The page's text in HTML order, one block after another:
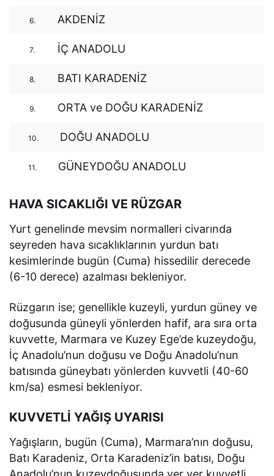
6. AKDENİZ
7. İÇ ANADOLU
8. BATI KARADENİZ
9. ORTA ve DOĞU KARADENİZ
10. DOĞU ANADOLU
11. GÜNEYDOĞU ANADOLU
HAVA SICAKLIĞI VE RÜZGAR
Yurt genelinde mevsim normalleri civarında
seyreden hava sıcaklıklarının yurdun batı
kesimlerinde bugün (Cuma) hissedilir derecede
(6-10 derece) azalması bekleniyor.
Rüzgarın ise; genellikle kuzeyli, yurdun güney ve
doğusunda güneyli yönlerden hafif, ara sıra orta
kuvvette, Marmara ve Kuzey Ege’de kuzeydoğu,
İç Anadolu’nun doğusu ve Doğu Anadolu’nun
batısında güneybatı yönlerden kuvvetli (40-60
km/sa) esmesi bekleniyor.
KUVVETLİ YAĞIŞ UYARISI
Yağışların, bugün (Cuma), Marmara’nın doğusu,
Batı Karadeniz, Orta Karadeniz’in batısı, Doğu